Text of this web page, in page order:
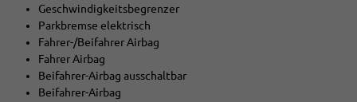
Geschwindigkeitsbegrenzer
Parkbremse elektrisch
Fahrer-/Beifahrer Airbag
Fahrer Airbag
Beifahrer-Airbag ausschaltbar
Beifahrer-Airbag